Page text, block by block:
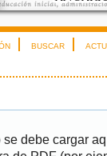
BUSCAR
debe cargar